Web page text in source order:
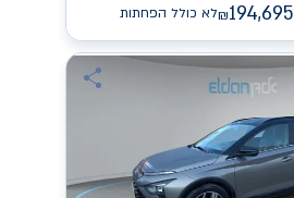
₪194,695 לא כולל הפחתות